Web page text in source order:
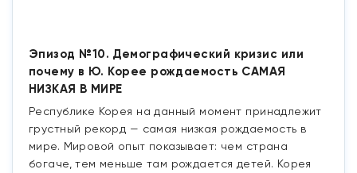
Эпизод №10. Демографический кризис или
почему в Ю. Корее рождаемость САМАЯ
НИЗКАЯ В МИРЕ
Республике Корея на данный момент принадлежит
грустный рекорд — самая низкая рождаемость в
мире. Мировой опыт показывает: чем страна
богаче, тем меньше там рождается детей. Корея